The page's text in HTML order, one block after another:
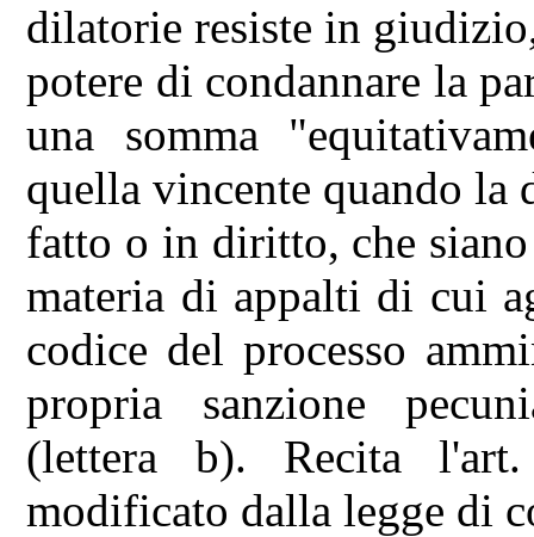
dilatorie resiste in
potere di condannare la
una somma
quella vincente quando la
fatto o in diritto, che
materia di appalti di cui
codice del processo
propria sanzione
(lettera b). Recita
modificato dalla legge di